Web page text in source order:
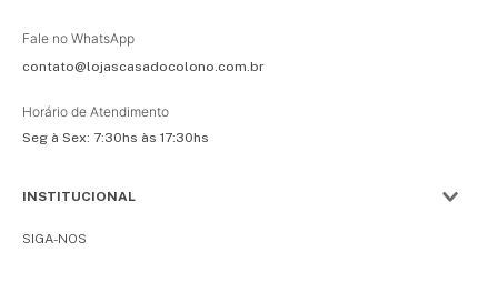
Fale no WhatsApp
contato@lojascasadocolono.com.br
Horário de Atendimento
Seg à Sex: 7:30hs às 17:30hs
INSTITUCIONAL
SIGA-NOS